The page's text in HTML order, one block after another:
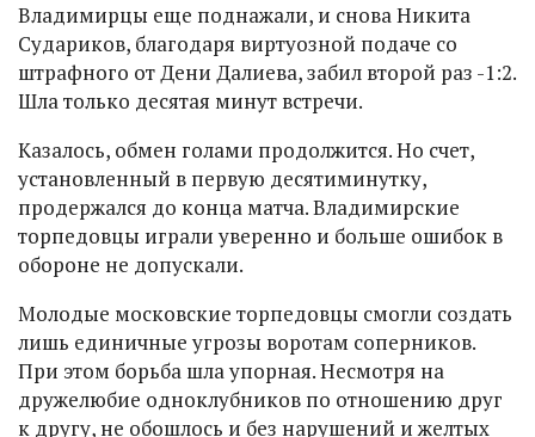
Владимирцы еще поднажали, и снова Никита
Судариков, благодаря виртуозной подаче со
штрафного от Дени Далиева, забил второй раз -1:2.
Шла только десятая минут встречи.
Казалось, обмен голами продолжится. Но счет,
установленный в первую десятиминутку,
продержался до конца матча. Владимирские
торпедовцы играли уверенно и больше ошибок в
обороне не допускали.
Молодые московские торпедовцы смогли создать
лишь единичные угрозы воротам соперников.
При этом борьба шла упорная. Несмотря на
дружелюбие одноклубников по отношению друг
к другу, не обошлось и без нарушений и желтых